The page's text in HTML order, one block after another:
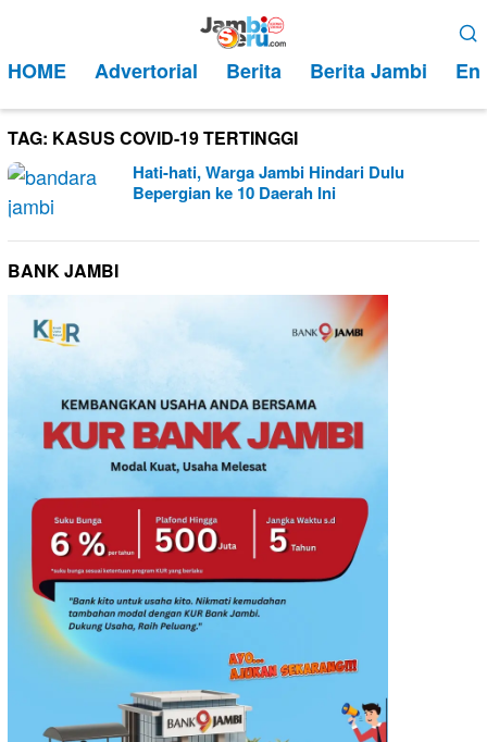
kontenMobile
HOME Advertorial Berita Berita Jambi
TAG: KASUS COVID-19 TERTINGGI
Hati-hati, Warga Jambi Hindari Dulu
Bepergian ke 10 Daerah Ini
BANK JAMBI